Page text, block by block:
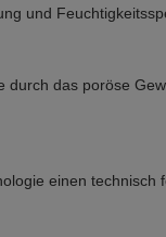
und
das poröse
einen technisch